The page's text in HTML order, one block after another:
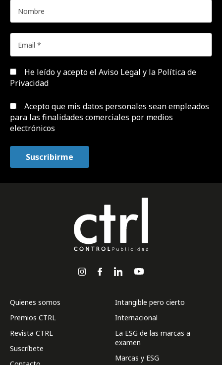
He leído y acepto el Aviso Legal y la Política de
Privacidad
Acepto que mis datos personales sean empleados
para las finalidades comerciales por medios
electrónicos
Quienes somos
Premios CTRL
Revista CTRL
Suscríbete
Intangible pero cierto
Internacional
La ESG de las marcas a
examen
Marcas y ESG